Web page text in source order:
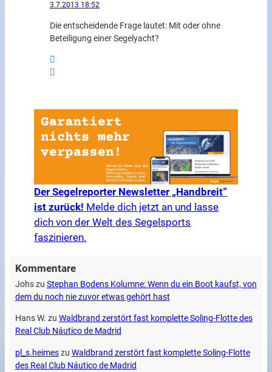
3.7.2013 18:52
Die entscheidende Frage lautet: Mit oder ohne
Beteiligung einer Segelyacht?
Der Segelreporter Newsletter „Handbreit“
ist zurück! Melde dich jetzt an und lasse
dich von der Welt des Segelsports
faszinieren.
Kommentare
Johszu Stephan Bodens Kolumne: Wenn du ein Boot kaufst, von
dem du noch nie zuvor etwas gehört hast
Hans W. zu Waldbrand zerstört fast komplette Soling-Flotte des
Real Club Náutico de Madrid
pl_s.heimeszu Waldbrand zerstört fast komplette Soling-Flotte
des Real Club Náutico de Madrid